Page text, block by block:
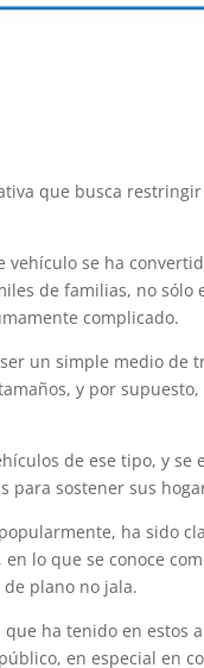
que busca
vehículo se ha
de familias, no
complicado.
un simple medio de
y por
de ese tipo, y
para sostener sus
ha sido
lo que se conoce
plano no jala.
ha tenido en estos
en especial en